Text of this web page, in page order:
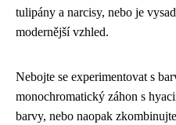
tulipány a narcisy, nebo je
modernější vzhled.
Nebojte se experimentovat s
monochromatický záhon s
barvy, nebo naopak